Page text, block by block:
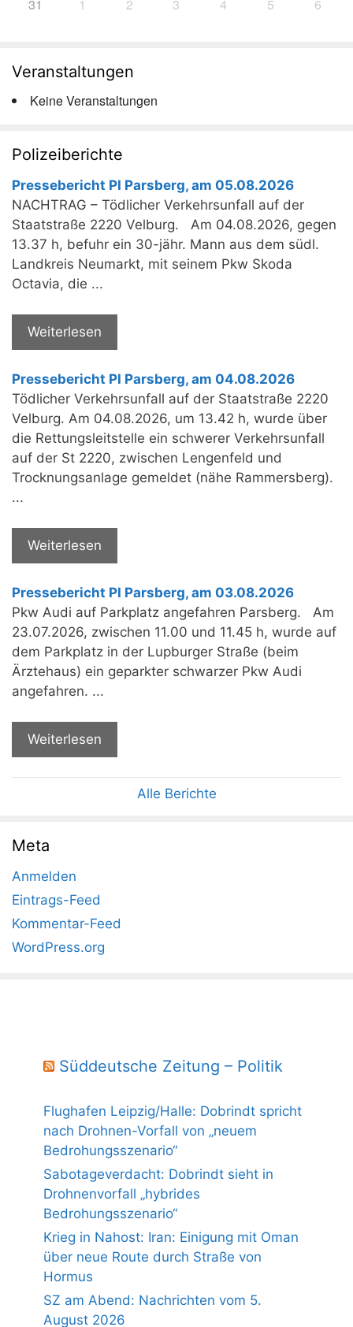
31 1 2 3 4 5 6
Veranstaltungen
Keine Veranstaltungen
Polizeiberichte
Pressebericht PI Parsberg, am 05.08.2026
NACHTRAG – Tödlicher Verkehrsunfall auf der
Staatstraße 2220 Velburg. Am 04.08.2026, gegen
13.37 h, befuhr ein 30-jähr. Mann aus dem südl.
Landkreis Neumarkt, mit seinem Pkw Skoda
Octavia, die ...
Weiterlesen
Pressebericht PI Parsberg, am 04.08.2026
Tödlicher Verkehrsunfall auf der Staatstraße 2220
Velburg. Am 04.08.2026, um 13.42 h, wurde über
die Rettungsleitstelle ein schwerer Verkehrsunfall
auf der St 2220, zwischen Lengenfeld und
Trocknungsanlage gemeldet (nähe Rammersberg).
...
Weiterlesen
Pressebericht PI Parsberg, am 03.08.2026
Pkw Audi auf Parkplatz angefahren Parsberg. Am
23.07.2026, zwischen 11.00 und 11.45 h, wurde auf
dem Parkplatz in der Lupburger Straße (beim
Ärztehaus) ein geparkter schwarzer Pkw Audi
angefahren. ...
Weiterlesen
Alle Berichte
Meta
Anmelden
Eintrags-Feed
Kommentar-Feed
WordPress.org
Süddeutsche Zeitung – Politik
Flughafen Leipzig/Halle: Dobrindt spricht
nach Drohnen-Vorfall von „neuem
Bedrohungsszenario“
Sabotageverdacht: Dobrindt sieht in
Drohnenvorfall „hybrides
Bedrohungsszenario“
Krieg in Nahost: Iran: Einigung mit Oman
über neue Route durch Straße von
Hormus
SZ am Abend: Nachrichten vom 5.
August 2026